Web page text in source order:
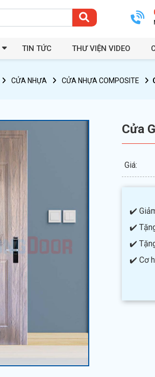
TIN TỨC THƯ VIỆN VIDEO
CỬA NHỰA CỬA NHỰA COMPOSITE
Cửa
Giá:
✔️
✔️
✔️
✔️ Cơ